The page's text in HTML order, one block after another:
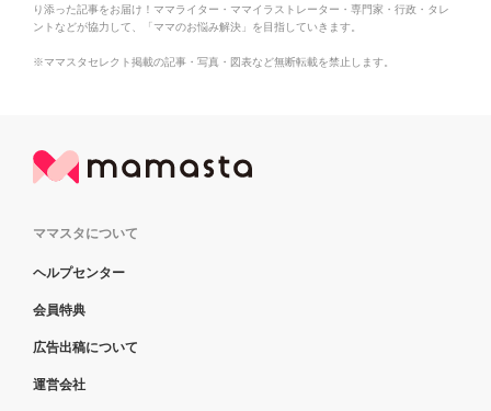
り添った記事をお届け！ママライター・ママイラストレーター・専門家・行政・タレ
ントなどが協力して、「ママのお悩み解決」を目指していきます。
※ママスタセレクト掲載の記事・写真・図表など無断転載を禁止します。
ママスタについて
ヘルプセンター
会員特典
広告出稿について
運営会社